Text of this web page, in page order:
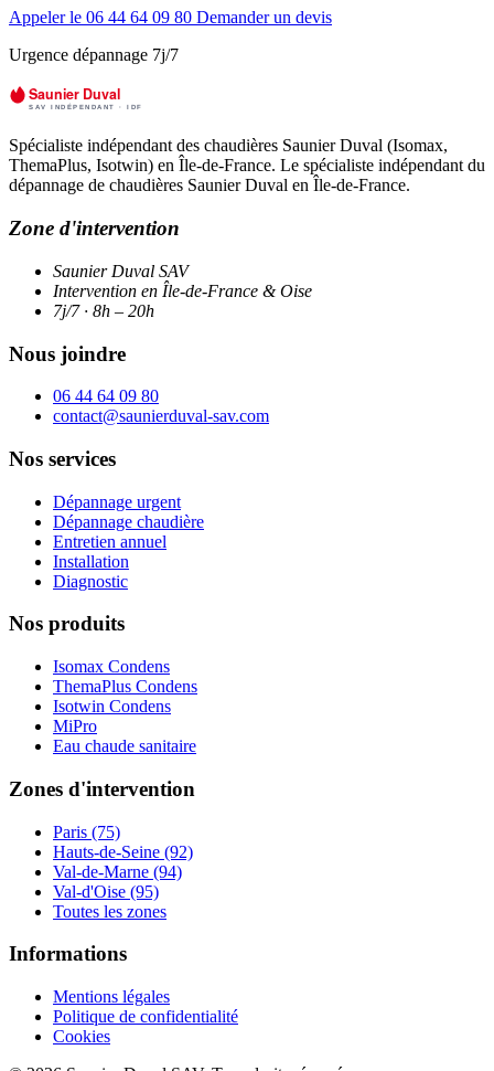
Appeler le 06 44 64 09 80 Demander un devis
Urgence dépannage 7j/7
Spécialiste indépendant des chaudières Saunier Duval (Isomax,
ThemaPlus, Isotwin) en Île-de-France. Le spécialiste indépendant du
dépannage de chaudières Saunier Duval en Île-de-France.
Zone d'intervention
Saunier Duval SAV
Intervention en Île-de-France & Oise
7j/7 · 8h – 20h
Nous joindre
06 44 64 09 80
contact@saunierduval-sav.com
Nos services
Dépannage urgent
Dépannage chaudière
Entretien annuel
Installation
Diagnostic
Nos produits
Isomax Condens
ThemaPlus Condens
Isotwin Condens
MiPro
Eau chaude sanitaire
Zones d'intervention
Paris (75)
Hauts-de-Seine (92)
Val-de-Marne (94)
Val-d'Oise (95)
Toutes les zones
Informations
Mentions légales
Politique de confidentialité
Cookies